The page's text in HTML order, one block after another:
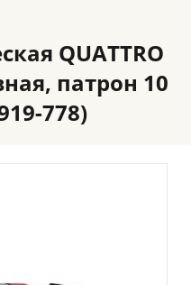
QUATTRO
патрон 10
778)